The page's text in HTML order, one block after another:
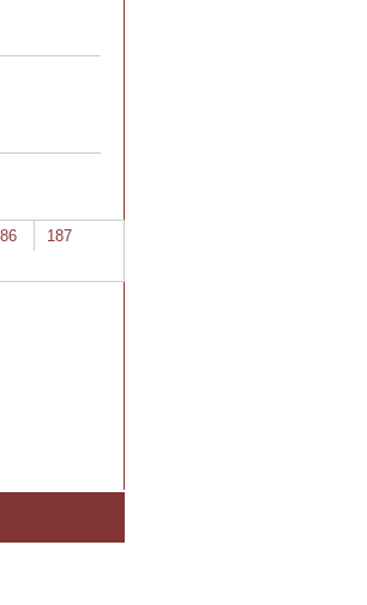
187